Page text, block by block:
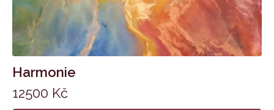
Harmonie
12500 Kč